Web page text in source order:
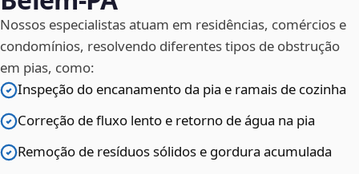
Nossos especialistas atuam em residências, comércios e
condomínios, resolvendo diferentes tipos de obstrução
em pias, como:
Inspeção do encanamento da pia e ramais de cozinha
Correção de fluxo lento e retorno de água na pia
Remoção de resíduos sólidos e gordura acumulada